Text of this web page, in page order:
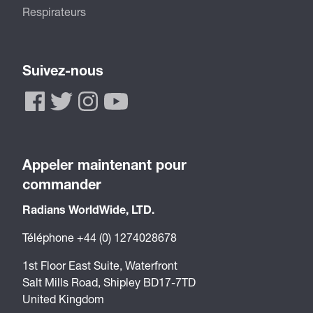
d'informations sur cette importante organisation
Respirateurs
Suivez-nous
Appeler maintenant pour
commander
Radians WorldWide, LTD.
Téléphone +44 (0) 1274028678
1st Floor East Suite, Waterfront
Salt Mills Road, Shipley BD17-7TD
United Kingdom